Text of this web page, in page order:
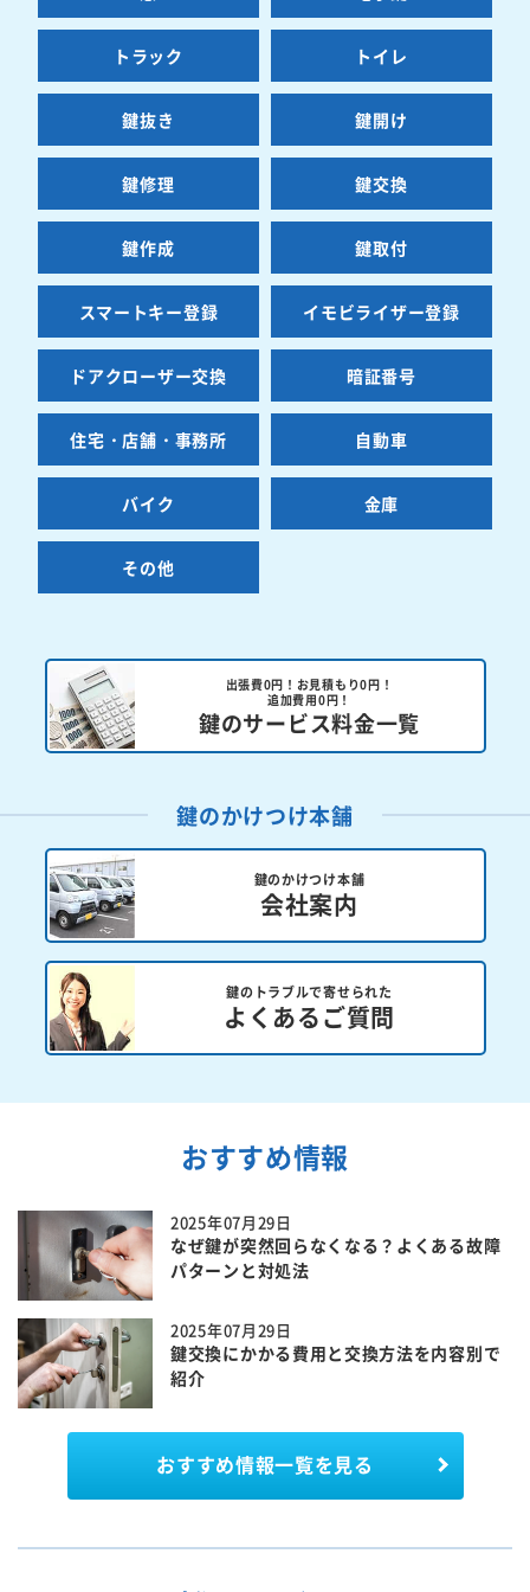
トラック トイレ
鍵抜き 鍵開け
鍵修理 鍵交換
鍵作成 鍵取付
スマートキー登録 イモビライザー登録
ドアクローザー交換 暗証番号
住宅・店舗・事務所 自動車
バイク 金庫
その他
出張費0円！お見積もり0円！
追加費用0円！
鍵のサービス料金一覧
鍵のかけつけ本舗
鍵のかけつけ本舗
会社案内
鍵のトラブルで寄せられた
よくあるご質問
おすすめ情報
2025年07月29日
なぜ鍵が突然回らなくなる？よくある故障
パターンと対処法
2025年07月29日
鍵交換にかかる費用と交換方法を内容別で
紹介
おすすめ情報一覧を見る